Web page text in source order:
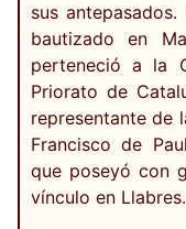
sus
bautizado en
perteneció a la
Priorato de
representante de
Francisco de
que poseyó con
vínculo en Llabres.